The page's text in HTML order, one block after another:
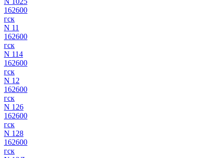
162600
гск
N 11
162600
гск
N 114
162600
гск
N 12
162600
гск
N 126
162600
гск
N 128
162600
гск